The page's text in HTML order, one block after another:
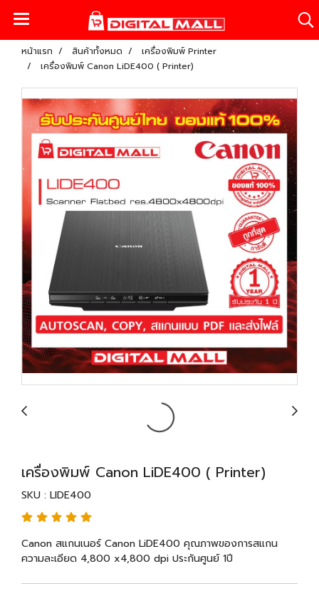
หน้าแรก สินค้าทั้งหมด
เครื่องพิมพ์ Printer
เครื่องพิมพ์ Canon LiDE400 ( Printer)
เครื่องพิมพ์ Canon LiDE400 ( Printer)
SKU : LIDE400
Canon สแกนเนอร์ Canon LiDE400 คุณภาพของการสแกน
ความละเอียด 4,800 x4,800 dpi ประกันศูนย์ 1ปี